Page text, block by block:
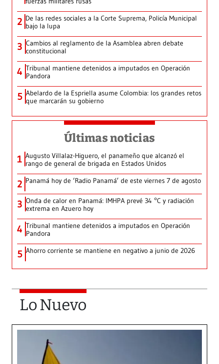
2 De las redes sociales a la Corte Suprema, Policía Municipal
bajo la lupa
3 Cambios al reglamento de la Asamblea abren debate
constitucional
4 Tribunal mantiene detenidos a imputados en Operación
Pandora
5 Abelardo de la Espriella asume Colombia: los grandes retos
que marcarán su gobierno
Últimas noticias
1 Augusto Villalaz-Higuero, el panameño que alcanzó el
rango de general de brigada en Estados Unidos
2 Panamá hoy de ‘Radio Panamá’ de este viernes 7 de agosto
3 Onda de calor en Panamá: IMHPA prevé 34 °C y radiación
extrema en Azuero hoy
4 Tribunal mantiene detenidos a imputados en Operación
Pandora
5 Ahorro corriente se mantiene en negativo a junio de 2026
Lo Nuevo